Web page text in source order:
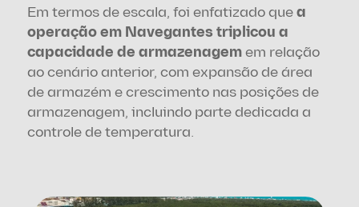
Em termos de escala, foi enfatizado que a
operação em Navegantes triplicou a
capacidade de armazenagem em relação
ao cenário anterior, com expansão de área
de armazém e crescimento nas posições de
armazenagem, incluindo parte dedicada a
controle de temperatura.